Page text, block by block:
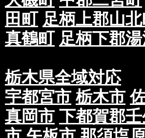
田町 足柄上郡山
真鶴町 足柄下郡
栃木県全域対応
宇都宮市 栃木市
真岡市 下都賀郡